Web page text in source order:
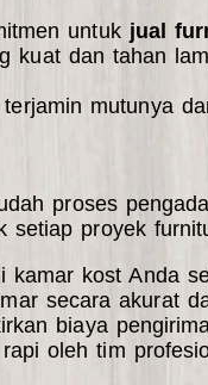
untuk jual
kuat dan tahan
mutunya
proses
setiap proyek
kost Anda
secara akurat
biaya
oleh tim